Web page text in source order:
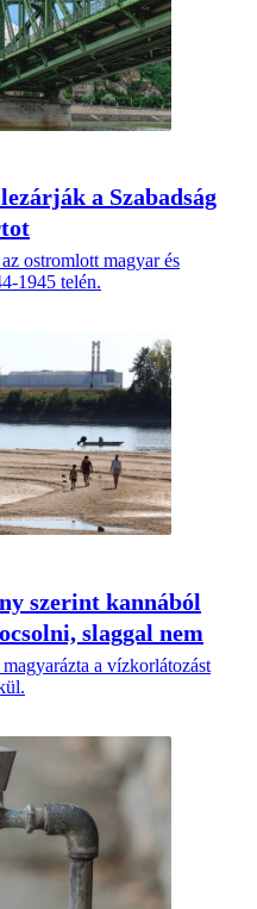
a Szabadság
ostromlott magyar és
1945 telén.
szerint kannából
slaggal nem
a vízkorlátozást